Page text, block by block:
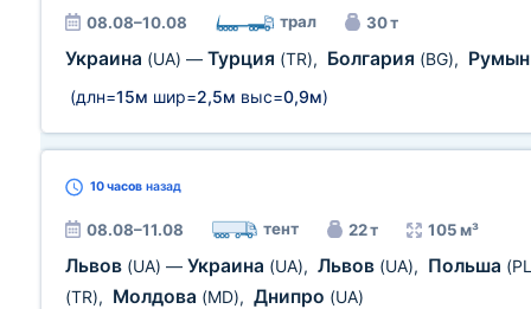
08.08–10.08 трал 30 т
Украина (UA) — Турция (TR), Болгария (BG),
(длн=15м шир=2,5м выс=0,9м)
10 часов назад
08.08–11.08 тент 22 т 105 м³
Львов (UA) — Украина (UA), Львов (UA), Польша
(TR), Молдова (MD), Днипро (UA)